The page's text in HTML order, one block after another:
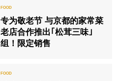
专为敬老节 与京都的家常菜
老店合作推出｢松茸三味｣
组！限定销售